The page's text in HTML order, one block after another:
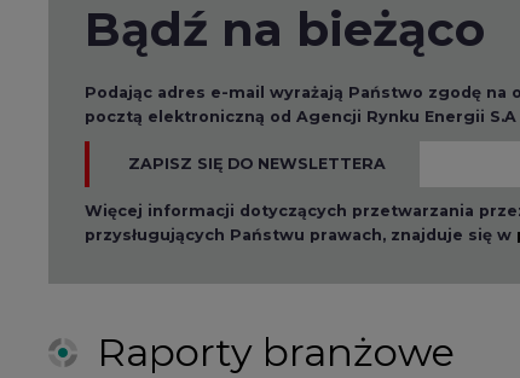
Bądź na bieżąco
Podając adres e-mail wyrażają Państwo zgodę
pocztą elektroniczną od Agencji Rynku Energii
ZAPISZ SIĘ DO NEWSLETTERA
Więcej informacji dotyczących przetwarzania
przysługujących Państwu prawach, znajduje się w
Raporty branżowe